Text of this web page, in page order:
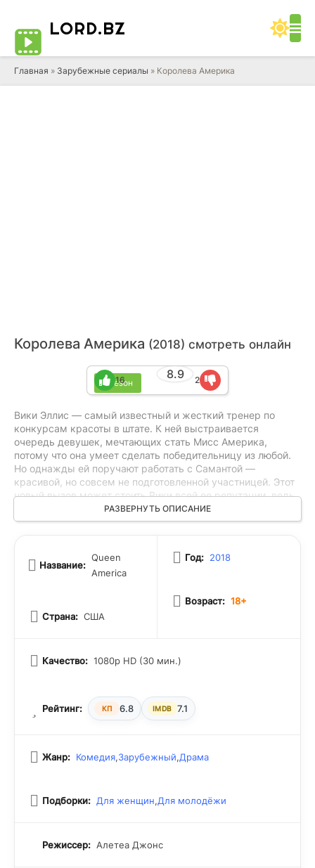
LORD.BZ
Главная » Зарубежные сериалы » Королева Америка
Королева Америка (2018) смотреть онлайн
1 сезон
8.9
16 2
Вики Эллис — самый известный и жесткий тренер по
конкурсам красоты в штате. К ней выстраивается
очередь девушек, мечтающих стать Мисс Америка,
потому что она умеет сделать победительницу из любой.
Но однажды ей поручают работать с Самантой —
красивой, но совсем не подготовленной участницей. Этот
новый вызов может стоить Вики всей ее репутации, ведь
теперь на кону не только очередная победа, но и ее
профессиональное имя. Справится ли она с задачей, если
РАЗВЕРНУТЬ ОПИСАНИЕ
Название:
Queen
America
Страна: США
Год: 2018
Возраст: 18+
Качество: 1080p HD (30 мин.)
Рейтинг: КП 6.8 IMDB 7.1
Жанр: Комедия,Зарубежный,Драма
Подборки: Для женщин,Для молодёжи
Режиссер: Алетеа Джонс